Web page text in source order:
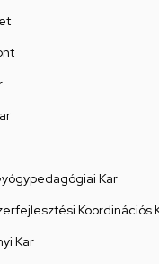
Kar
Koordinációs
Kar